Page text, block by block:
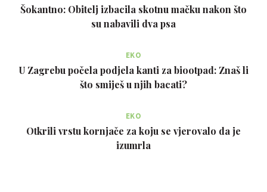
Šokantno: Obitelj izbacila skotnu mačku nakon što
su nabavili dva psa
EKO
U Zagrebu počela podjela kanti za biootpad: Znaš li
što smiješ u njih bacati?
EKO
Otkrili vrstu kornjače za koju se vjerovalo da je
izumrla